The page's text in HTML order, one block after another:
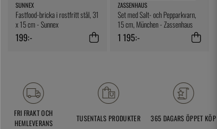
SUNNEX
Fastfood-bricka i rostfritt stål, 31
x 15 cm - Sunnex
199:-
ZASSENHAUS
Set med Salt- och Pepparkvarn,
15 cm, München - Zassenhaus
1 195:-
FRI FRAKT OCH
HEMLEVERANS
TUSENTALS PRODUKTER 365 DAGARS ÖPPET KÖP